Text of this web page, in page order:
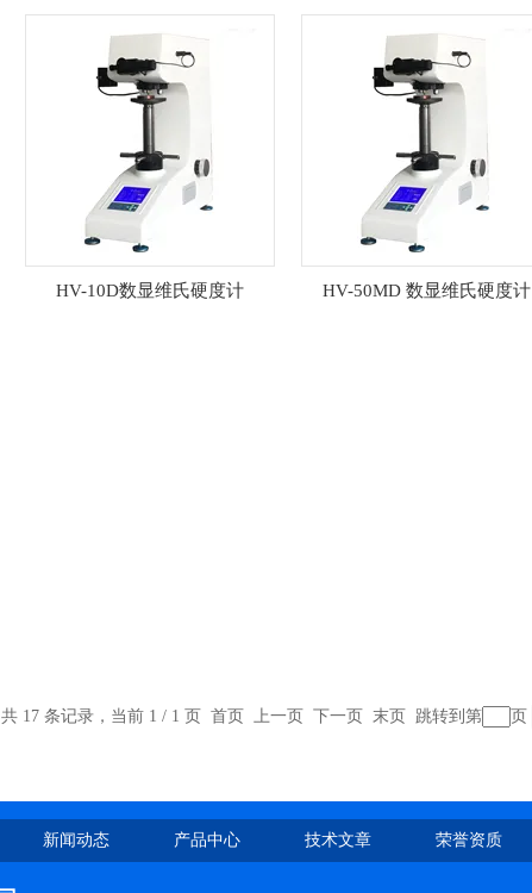
HV-10D数显维氏硬度计 HV-50MD 数显维氏硬度计
共 17 条记录，当前 1 / 1 页 首页 上一页 下一页 末页 跳转到第 页
新闻动态 产品中心 技术文章 荣誉资质